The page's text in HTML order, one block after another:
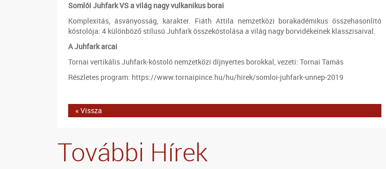
Somlói Juhfark VS a világ nagy vulkanikus borai
Komplexitás, ásványosság, karakter. Fiáth Attila nemzetközi borakadémikus összehasonlító
kóstolója: 4 különböző stílusú Juhfark összekóstolása a világ nagy borvidékeinek klasszisaival.
A Juhfark arcai
Tornai vertikális Juhfark-kóstoló nemzetközi díjnyertes borokkal, vezeti: Tornai Tamás
Részletes program: https://www.tornaipince.hu/hu/hirek/somloi-juhfark-unnep-2019
« Vissza
További Hírek